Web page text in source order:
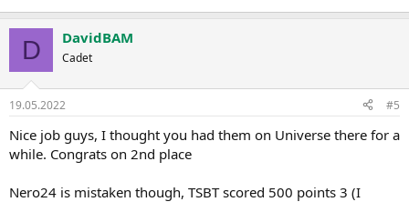
D DavidBAM
Cadet
19.05.2022 #5
Nice job guys, I thought you had them on Universe there for a
while. Congrats on 2nd place
Nero24 is mistaken though, TSBT scored 500 points 3 (I